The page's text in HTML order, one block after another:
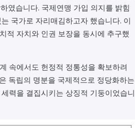
였습니다. 국제연맹 가입 의지를 밝힘
국가로 자리매김하고자 했습니다. 이
적 자치와 인권 보장을 동시에 추구했
속에서도 헌정적 정통성을 확보하려
독립의 명분을 국제적으로 정당화하는
력을 결집시키는 상징적 기둥이었습니